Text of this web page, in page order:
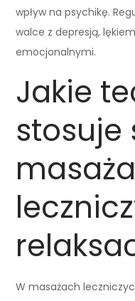
wpływ na psychikę.
walce z depresją,
emocjonalnymi.
Jakie
stosuje
W masażach